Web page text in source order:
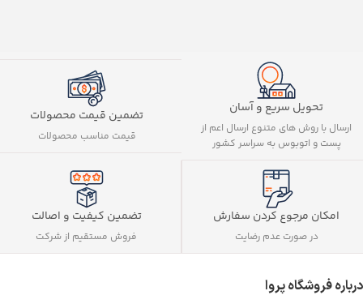
تحویل سریع و آسان
ارسال با روش های متنوع ارسال اعم از
پست و اتوبوس به سراسر کشور
تضمین قیمت محصولات
قیمت مناسب محصولات
امکان مرجوع کردن سفارش
در صورت عدم رضایت
تضمین کیفیت و اصالت
فروش مستقیم از شرکت
درباره فروشگاه پروا